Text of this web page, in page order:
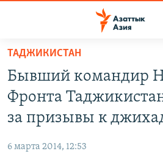
Вернуться
основному
содержанию
Вернутся
главной
навигацииТАДЖИКИСТАН
НОВОСТИ
ВОЙНА В УКРАИНЕ
ҚАЗАҚША
ТАДЖИКИСТАН
Бывший командир
Фронта
за призывы к
6 марта 2014, 12:53